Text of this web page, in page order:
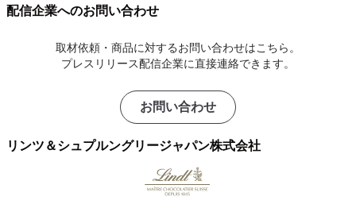
配信企業へのお問い合わせ
取材依頼・商品に対するお問い合わせはこちら。
プレスリリース配信企業に直接連絡できます。
お問い合わせ
リンツ＆シュプルングリージャパン株式会社